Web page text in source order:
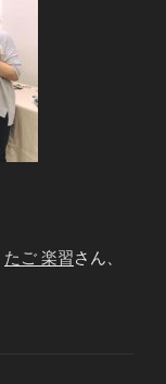
たご 楽習さん、